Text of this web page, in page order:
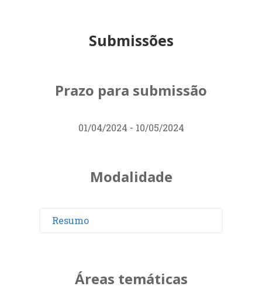
Submissões
Prazo para submissão
01/04/2024 - 10/05/2024
Modalidade
Resumo
Áreas temáticas